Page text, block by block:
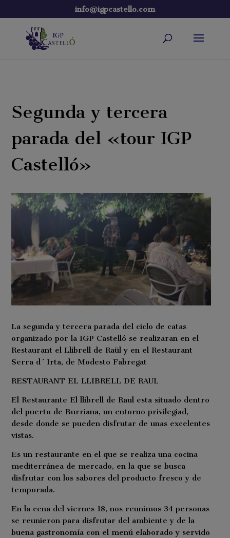
info@igpcastello.com
Segunda y tercera
parada del «tour IGP
Castelló»
La segunda y tercera parada del ciclo de catas
organizado por la IGP Castelló se realizaran en el
Restaurant el Llibrell de Raül y en el Restaurant
Serra d´Irta, de Modesto Fabregat
RESTAURANT EL LLIBRELL DE RAUL
El Restaurante El llibrell de Raul esta situado dentro
del puerto de Burriana, un entorno privilegiad,
desde donde se pueden disfrutar de unas excelentes
vistas.
Es un restaurante en el que se realiza una cocina
mediterránea de mercado, en la que se busca
disfrutar con los sabores del producto fresco y de
temporada.
En la cena del viernes 18, nos reunimos 34 personas
se reunieron para disfrutar del ambiente y de la
buena gastronomía con el menú elaborado y servido